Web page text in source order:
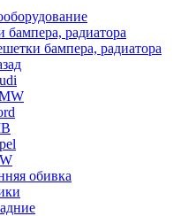
бампера, радиатора
бампера, радиатора
обивка